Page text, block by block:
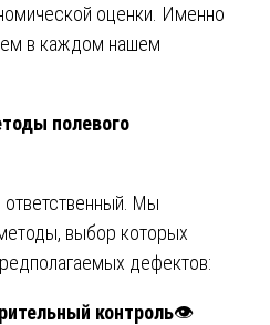
оценки. Именно
в каждом нашем
полевого
Мы
выбор которых
дефектов:
контроль👁️